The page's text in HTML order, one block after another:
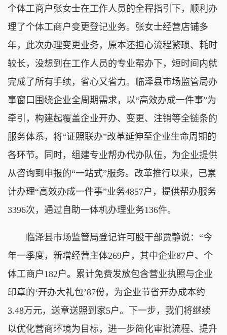
个体工商户张女士在工作人员的全程指引下，顺利办
理了个体工商户变更登记业务。张女士经营店铺多
年，此次办理变更业务，原本还担心流程繁琐、耗时
较长，没想到在工作人员的专业帮办下，短时间内就
完成了所有手续，省心又省力。临泽县市场监管局办
事窗口围绕企业全周期需求，以“高效办成一件事”为
牵引，构建起覆盖企业开办、变更、注销等全链条的
服务体系，将“证照联办”改革延伸至企业生命周期的
各环节。同时，组建专业帮办代办队伍，为企业提供
从咨询到申报的“一站式”服务。改革推行以来，已累
计办理“高效办成一件事”业务4857户，提供帮办服务
3396次，通过自助一体机办理业务136件。
临泽县市场监管局登记许可股干部贾静说：“今
年一季度，新增经营主体269户，其中企业87户、个
体工商户182户。累计免费发放包含营业执照与企业
印章的‘开办大礼包’87份，为企业节省开办成本约
3.48万元，送章送照到家5户。下一步，我们将继续
以优化营商环境为目标，进一步简化审批流程、提升